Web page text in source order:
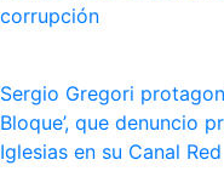
corrupción
Sergio Gregori
Bloque’, que denuncio
Iglesias en su Canal Red